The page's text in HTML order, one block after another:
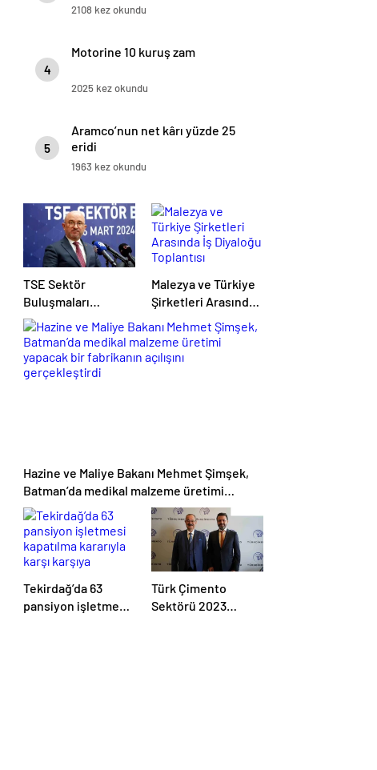
2108 kez okundu
4
Motorine 10 kuruş zam
2025 kez okundu
5
Aramco’nun net kârı yüzde 25
eridi
1963 kez okundu
TSE Sektör
Buluşmaları
Toplantısı
Erzurum’da
Gerçekleştirildi
Malezya ve Türkiye
Şirketleri Arasında
İş Diyaloğu
Toplantısı
Gerçekleştirildi
Hazine ve Maliye Bakanı Mehmet Şimşek,
Batman’da medikal malzeme üretimi
yapacak bir fabrikanın açılışını
gerçekleştirdi
Tekirdağ’da 63
pansiyon işletmesi
Türk Çimento
Sektörü 2023